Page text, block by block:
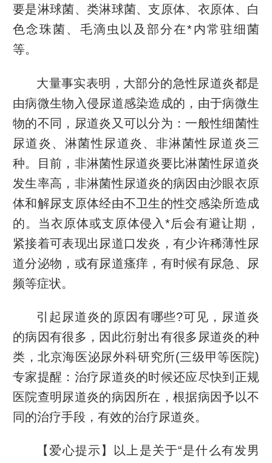
要是淋球菌、类淋球菌、支原体、衣原体、白
色念珠菌、毛滴虫以及部分在*内常驻细菌
等。
大量事实表明，大部分的急性尿道炎都是
由病微生物入侵尿道感染造成的，由于病微生
物的不同，尿道炎又可以分为：一般性细菌性
尿道炎、淋菌性尿道炎、非淋菌性尿道炎三
种。目前，非淋菌性尿道炎要比淋菌性尿道炎
发生率高，非淋菌性尿道炎的病因由沙眼衣原
体和解尿支原体经由不卫生的性交感染所造成
的。当衣原体或支原体侵入*后会有避让期，
紧接着可表现出尿道口发炎，有少许稀薄性尿
道分泌物，或有尿道瘙痒，有时候有尿急、尿
频等症状。
引起尿道炎的原因有哪些?可见，尿道炎
的病因有很多，因此衍射出有很多尿道炎的种
类，北京海医泌尿外科研究所(三级甲等医院)
专家提醒：治疗尿道炎的时候还应尽快到正规
医院查明尿道炎的病因所在，根据病因予以不
同的治疗手段，有效的治疗尿道炎。
【爱心提示】以上是关于“是什么有发男